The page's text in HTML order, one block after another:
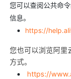
您可以查阅公共命
信息。
https://
您也可以浏览阿里
方式。
https://